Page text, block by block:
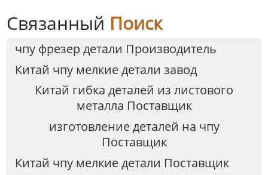
Связанный Поиск
чпу фрезер детали Производитель
Китай чпу мелкие детали завод
Китай гибка деталей из листового
металла Поставщик
изготовление деталей на чпу
Поставщик
Китай чпу мелкие детали Поставщик